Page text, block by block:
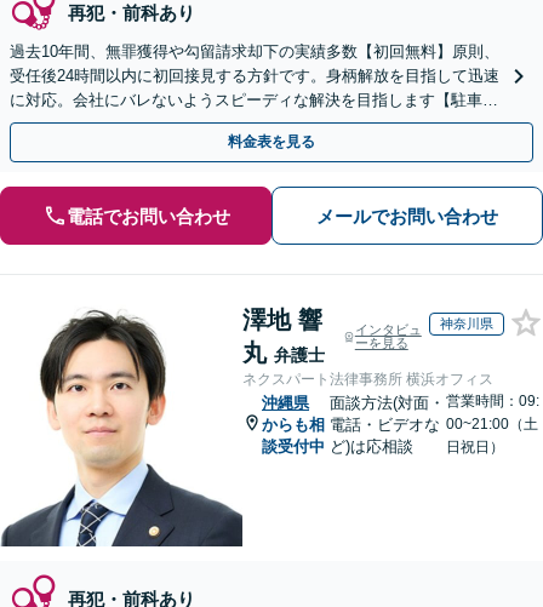
再犯・前科あり
過去10年間、無罪獲得や勾留請求却下の実績多数【初回無料】原則、
受任後24時間以内に初回接見する方針です。身柄解放を目指して迅速
に対応。会社にバレないようスピーディな解決を目指します【駐車場
完備】【離島へ出張も対応】酒気帯び運転や傷害・暴行
料金表を見る
電話でお問い合わせ メールでお問い合わせ
澤地 響
丸 弁護士
インタビュ
ーを見る
神奈川県
ネクスパート法律事務所 横浜オフィス
沖縄県
からも相
談受付中
面談方法(対面・
電話・ビデオな
ど)は応相談
営業時間：09:
00~21:00（土
日祝日）
再犯・前科あり